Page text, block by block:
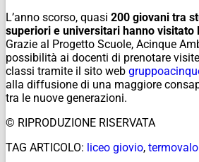
L’anno scorso, quasi 200 giovani tra
superiori e universitari hanno visitato
Grazie al Progetto Scuole, Acinque
possibilità ai docenti di prenotare
classi tramite il sito web
alla diffusione di una maggiore
tra le nuove generazioni.
© RIPRODUZIONE RISERVATA
TAG ARTICOLO: liceo giovio,